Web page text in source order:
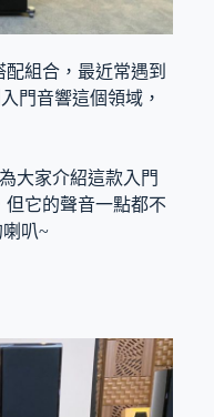
組合，最近常遇到
門音響這個領域，
大家介紹這款入門
但它的聲音一點都不
喇叭~